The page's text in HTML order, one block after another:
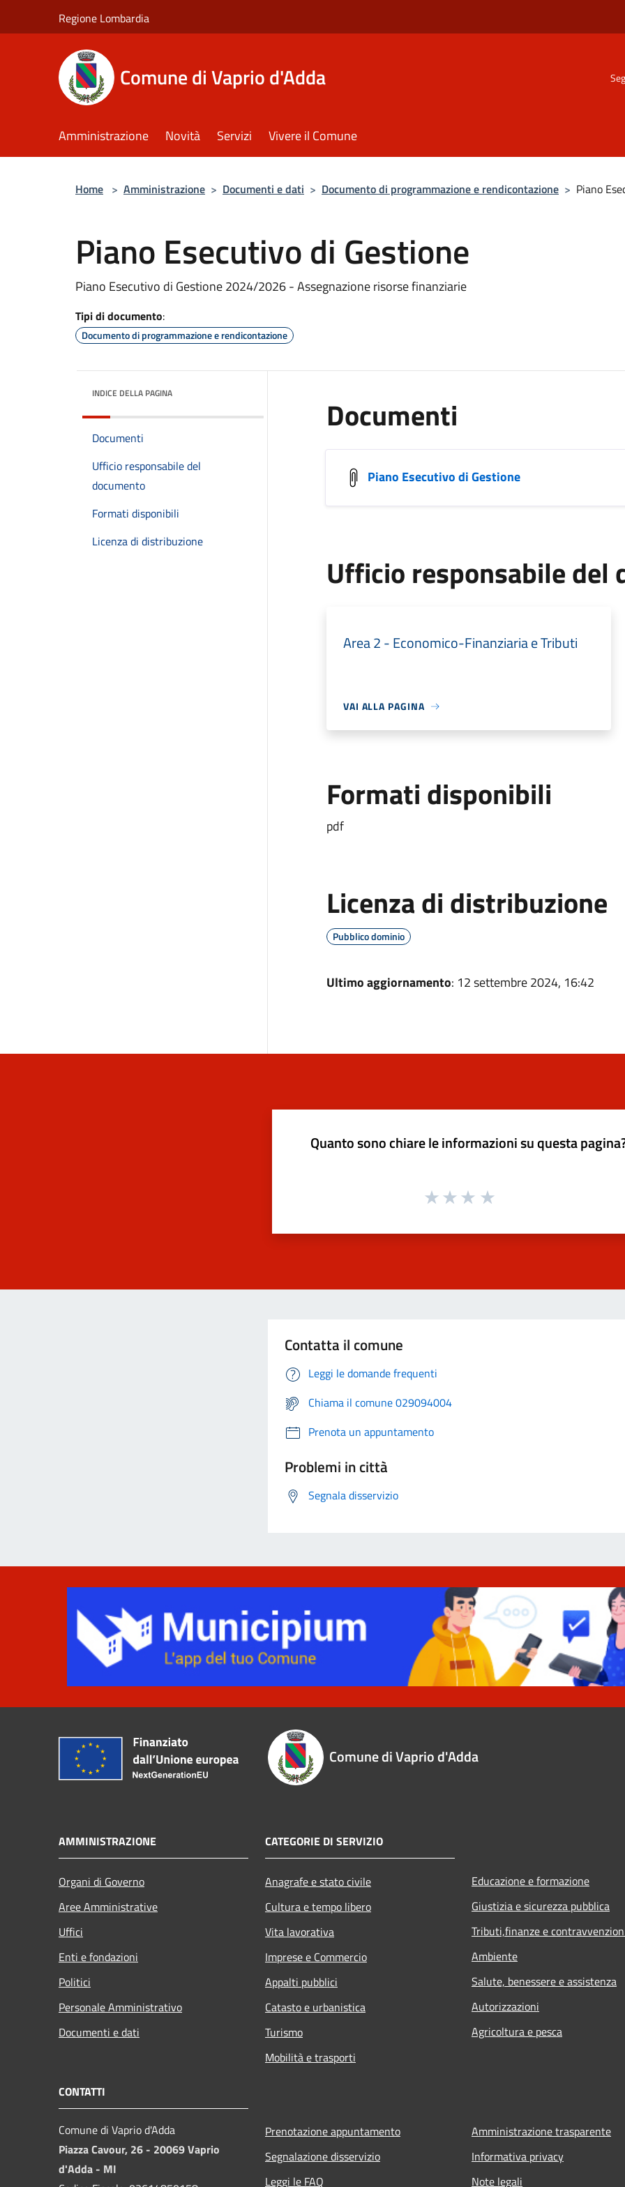
Regione Lombardia
Comune di Vaprio d'Adda
Amministrazione Novità Servizi Vivere il Comune
Home > Amministrazione > Documenti e dati > Documento di programmazione e rendicontazione > Piano
Piano Esecutivo di Gestione
Piano Esecutivo di Gestione 2024/2026 - Assegnazione risorse finanziarie
Tipi di documento:
Documento di programmazione e rendicontazione
INDICE DELLA PAGINA
Documenti
Ufficio responsabile del
documento
Formati disponibili
Licenza di distribuzione
Documenti
Piano Esecutivo di Gestione
Ufficio responsabile del
Area 2 - Economico-Finanziaria e Tributi
VAI ALLA PAGINA
Formati disponibili
pdf
Licenza di distribuzione
Pubblico dominio
Ultimo aggiornamento: 12 settembre 2024, 16:42
Quanto sono chiare le informazioni su questa
Contatta il comune
Leggi le domande frequenti
Chiama il comune 029094004
Prenota un appuntamento
Problemi in città
Segnala disservizio
Comune di Vaprio d'Adda
AMMINISTRAZIONE
Organi di Governo
Aree Amministrative
Uffici
Enti e fondazioni
Politici
Personale Amministrativo
Documenti e dati
CATEGORIE DI SERVIZIO
Anagrafe e stato civile
Cultura e tempo libero
Vita lavorativa
Imprese e Commercio
Appalti pubblici
Catasto e urbanistica
Turismo
Mobilità e trasporti
Educazione e formazione
Giustizia e sicurezza pubblica
Tributi,finanze e
Ambiente
Salute, benessere e assistenza
Autorizzazioni
Agricoltura e pesca
CONTATTI
Comune di Vaprio d'Adda
Piazza Cavour, 26 - 20069 Vaprio
d'Adda - MI
Prenotazione appuntamento
Segnalazione disservizio
Leggi le FAQ
Amministrazione trasparente
Informativa privacy
Note legali